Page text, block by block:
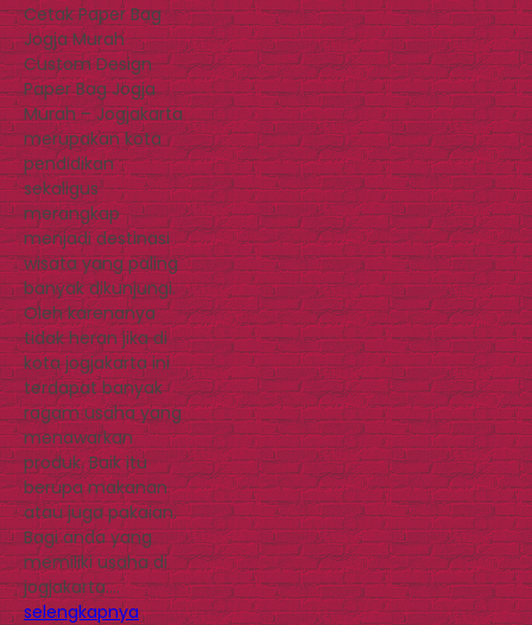
Cetak Paper Bag
Jogja Murah
Custom Design
Paper Bag Jogja
Murah – Jogjakarta
merupakan kota
pendidikan
sekaligus
merangkap
menjadi destinasi
wisata yang paling
banyak dikunjungi.
Oleh karenanya
tidak heran jika di
kota jogjakarta ini
terdapat banyak
ragam usaha yang
menawarkan
produk. Baik itu
berupa makanan
atau juga pakaian.
Bagi anda yang
memiliki usaha di
jogjakarta….
selengkapnya